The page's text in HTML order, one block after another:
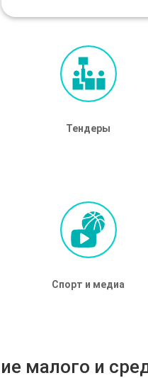
Тендеры
Тендеры
Спорт и медиа
Спорт и медиа
малого и